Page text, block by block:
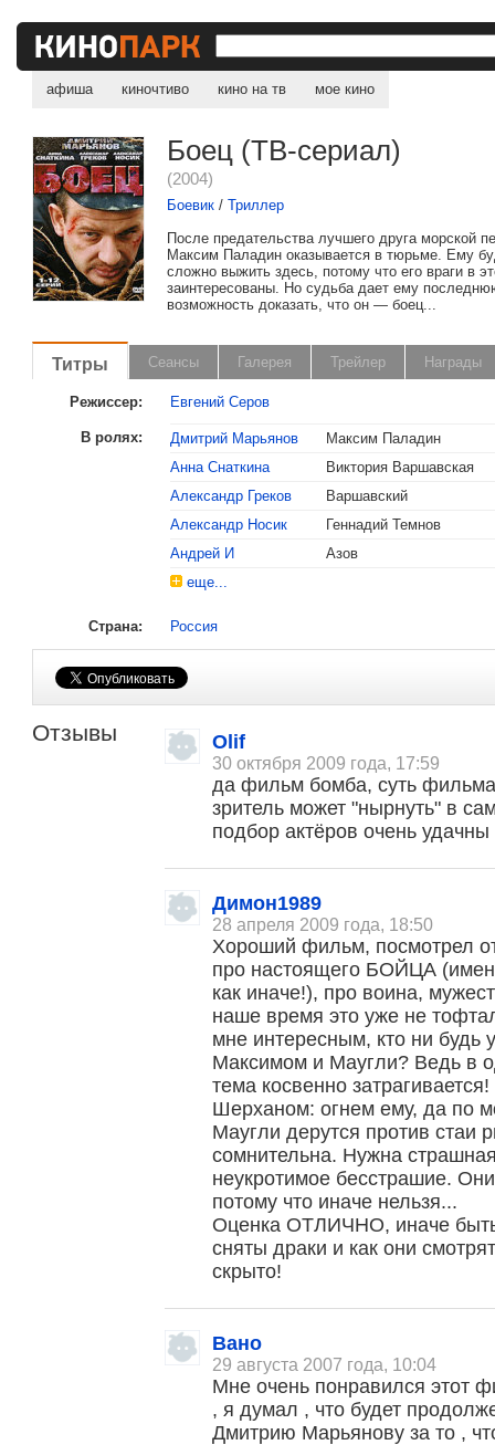
афиша киночтиво кино на тв мое кино
Боец (ТВ-сериал)
(2004)
Боевик /Триллер
После предательства лучшего друга морской
Максим Паладин оказывается в тюрьме. Ему
сложно выжить здесь, потому что его враги в
заинтересованы. Но судьба дает ему
возможность доказать, что он — боец...
Титры Сеансы Галерея Трейлер Награды
Режиссер: Евгений Серов
В ролях: Дмитрий Марьянов
Максим Паладин
Анна Снаткина
Виктория Варшавская
Александр Греков
Варшавский
Александр Носик
Геннадий Темнов
Андрей И
Азов
еще...
Страна: Россия
Отзывы Olif
30 октября 2009 года, 17:59
да фильм бомба, суть
зритель может "нырнуть" в
подбор актёров очень удачны
Димон1989
28 апреля 2009 года, 18:50
Хороший фильм, посмотрел
про настоящего БОЙЦА
как иначе!), про воина,
наше время это уже не
мне интересным, кто ни
Максимом и Маугли? Ведь в
тема косвенно
Шерханом: огнем ему, да по
Маугли дерутся против стаи
сомнительна. Нужна
неукротимое бесстрашие.
потому что иначе нельзя...
Оценка ОТЛИЧНО, иначе быть
сняты драки и как они
скрыто!
Вано
29 августа 2007 года, 10:04
Мне очень понравился этот
, я думал , что будет
Дмитрию Марьянову за то ,